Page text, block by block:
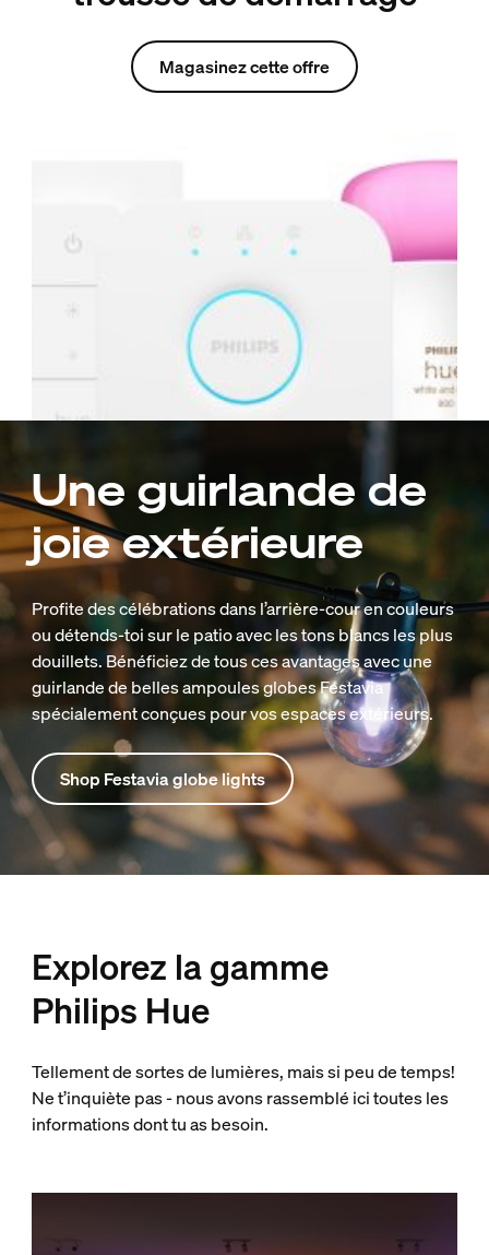
Magasinez cette offre
Une guirlande de
joie extérieure
Profite des célébrations dans l’arrière-cour en couleurs
ou détends-toi sur le patio avec les tons blancs les plus
douillets. Bénéficiez de tous ces avantages avec une
guirlande de belles ampoules globes Festavia
spécialement conçues pour vos espaces extérieurs.
Shop Festavia globe lights
Explorez la gamme
Philips Hue
Tellement de sortes de lumières, mais si peu de temps!
Ne t’inquiète pas - nous avons rassemblé ici toutes les
informations dont tu as besoin.